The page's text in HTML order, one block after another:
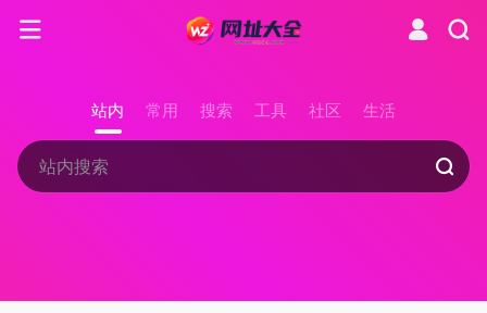
站内 常用 搜索 工具 社区 生活